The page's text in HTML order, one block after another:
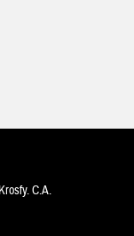
Krosfy. C.A.